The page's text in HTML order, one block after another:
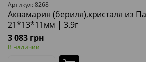
Артикул: 8268
Аквамарин (берилл),кристалл из
21*13*11мм | 3.9г
3 083 грн
В наличии